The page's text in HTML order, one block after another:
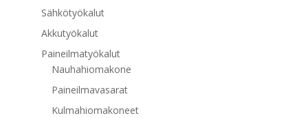
Sähkötyökalut
Akkutyökalut
Paineilmatyökalut
Nauhahiomakone
Paineilmavasarat
Kulmahiomakoneet